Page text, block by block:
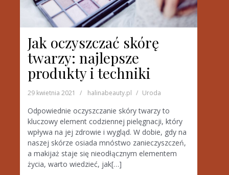
Jak oczyszczać skórę
twarzy: najlepsze
produkty i techniki
29 kwietnia 2021 halinabeauty.pl Uroda
Odpowiednie oczyszczanie skóry twarzy to
kluczowy element codziennej pielęgnacji, który
wpływa na jej zdrowie i wygląd. W dobie, gdy na
naszej skórze osiada mnóstwo zanieczyszczeń,
a makijaż staje się nieodłącznym elementem
życia, warto wiedzieć, jak[…]